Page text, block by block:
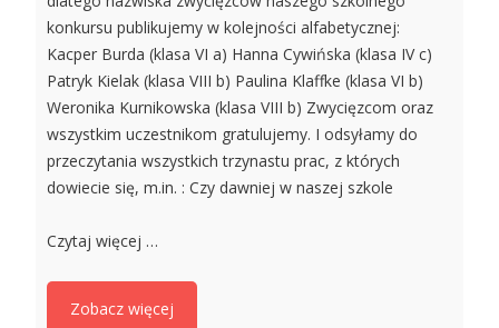
konkursu publikujemy w kolejności alfabetycznej:
Kacper Burda (klasa VI a) Hanna Cywińska (klasa IV c)
Patryk Kielak (klasa VIII b) Paulina Klaffke (klasa VI b)
Weronika Kurnikowska (klasa VIII b) Zwycięzcom oraz
wszystkim uczestnikom gratulujemy. I odsyłamy do
przeczytania wszystkich trzynastu prac, z których
dowiecie się, m.in. : Czy dawniej w naszej szkole
Czytaj więcej …
Zobacz więcej